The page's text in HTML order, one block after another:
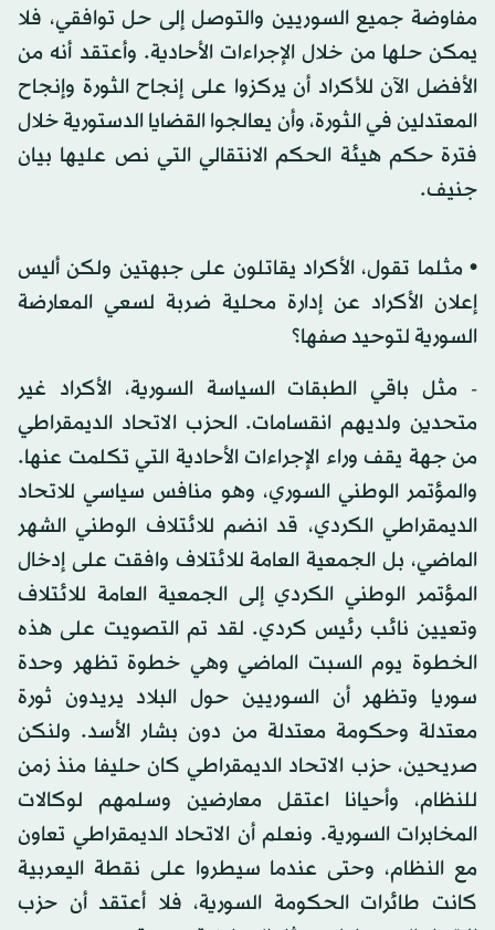
مفاوضة جميع السوريين والتوصل إلى حل توافقي، فلا
يمكن حلها من خلال الإجراءات الأحادية. وأعتقد أنه من
الأفضل الآن للأكراد أن يركزوا على إنجاح الثورة وإنجاح
المعتدلين في الثورة، وأن يعالجوا القضايا الدستورية خلال
فترة حكم هيئة الحكم الانتقالي التي نص عليها بيان
جنيف.
• مثلما تقول، الأكراد يقاتلون على جبهتين ولكن أليس
إعلان الأكراد عن إدارة محلية ضربة لسعي المعارضة
السورية لتوحيد صفها؟
- مثل باقي الطبقات السياسة السورية، الأكراد غير
متحدين ولديهم انقسامات. الحزب الاتحاد الديمقراطي
من جهة يقف وراء الإجراءات الأحادية التي تكلمت عنها.
والمؤتمر الوطني السوري، وهو منافس سياسي للاتحاد
الديمقراطي الكردي، قد انضم للائتلاف الوطني الشهر
الماضي، بل الجمعية العامة للائتلاف وافقت على إدخال
المؤتمر الوطني الكردي إلى الجمعية العامة للائتلاف
وتعيين نائب رئيس كردي. لقد تم التصويت على هذه
الخطوة يوم السبت الماضي وهي خطوة تظهر وحدة
سوريا وتظهر أن السوريين حول البلاد يريدون ثورة
معتدلة وحكومة معتدلة من دون بشار الأسد. ولنكن
صريحين، حزب الاتحاد الديمقراطي كان حليفا منذ زمن
للنظام، وأحيانا اعتقل معارضين وسلمهم لوكالات
المخابرات السورية. ونعلم أن الاتحاد الديمقراطي تعاون
مع النظام، وحتى عندما سيطروا على نقطة اليعربية
كانت طائرات الحكومة السورية، فلا أعتقد أن حزب